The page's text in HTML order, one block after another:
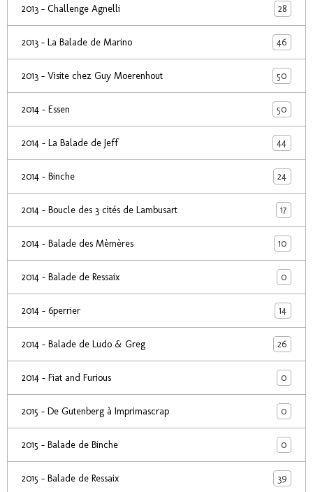
2013 - Challenge Agnelli 28
2013 - La Balade de Marino 46
2013 - Visite chez Guy Moerenhout 50
2014 - Essen 50
2014 - La Balade de Jeff 44
2014 - Binche 24
2014 - Boucle des 3 cités de Lambusart 17
2014 - Balade des Mèmères 10
2014 - Balade de Ressaix 0
2014 - 6perrier 14
2014 - Balade de Ludo & Greg 26
2014 - Fiat and Furious 0
2015 - De Gutenberg à Imprimascrap 0
2015 - Balade de Binche 0
2015 - Balade de Ressaix 39